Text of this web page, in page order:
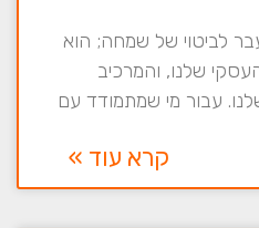
לביטוי של שמחה; הוא
שלנו, והמרכיב
עבור מי שמתמודד עם
קרא עוד »